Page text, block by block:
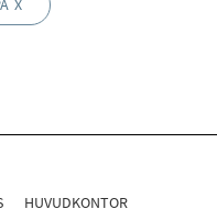
X
HUVUDKONTOR